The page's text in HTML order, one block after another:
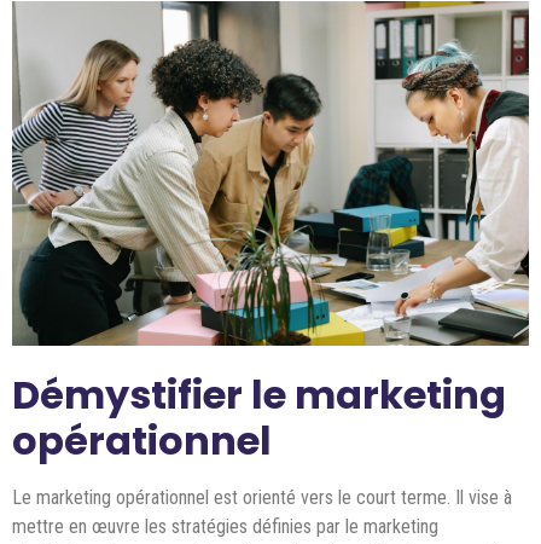
Démystifier le marketing
opérationnel
Le marketing opérationnel est orienté vers le court terme. Il vise à
mettre en œuvre les stratégies définies par le marketing